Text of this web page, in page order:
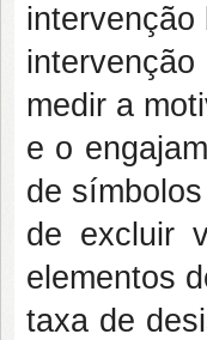
intervenção
medir a
e o
de
de excluir
elementos
taxa de